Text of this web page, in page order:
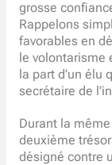
grosse
Rappelons
favorables en
le volontarisme
la part d’un élu
secrétaire de
Durant la
deuxième
désigné contre